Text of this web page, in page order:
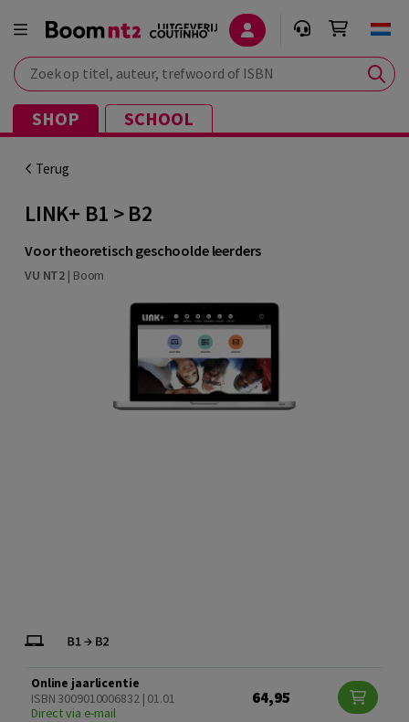
Zoek op titel, auteur, trefwoord of ISBN
SHOP SCHOOL
Terug
LINK+ B1 > B2
Voor theoretisch geschoolde leerders
VU NT2 | Boom
Online jaarlicentie
ISBN 3009010006832 | 01.01
Direct via e-mail
64,95